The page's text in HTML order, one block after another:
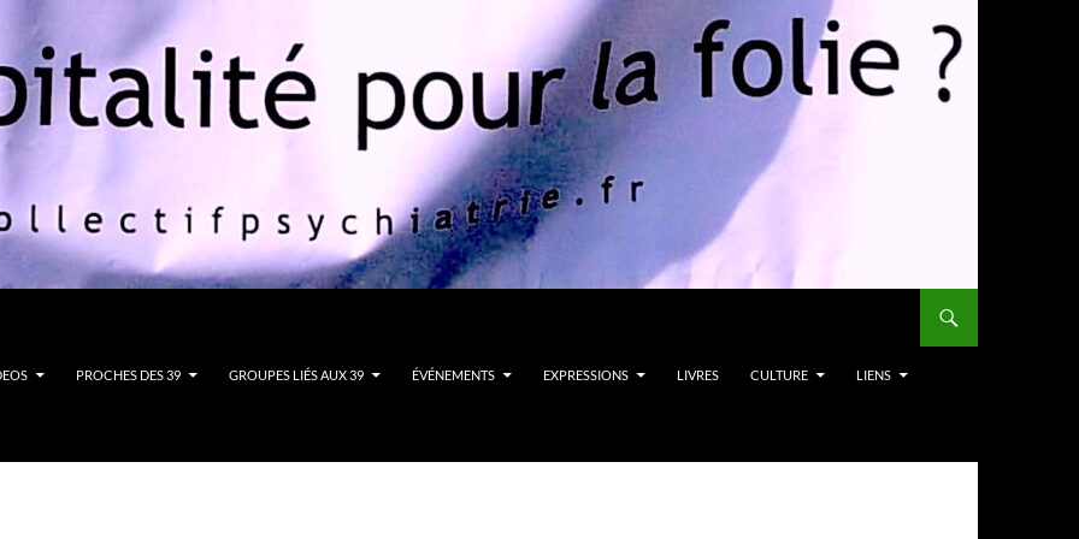
PROCHES DES 39 GROUPES LIÉS AUX 39 ÉVÉNEMENTS EXPRESSIONS LIVRES CULTURE LIENS